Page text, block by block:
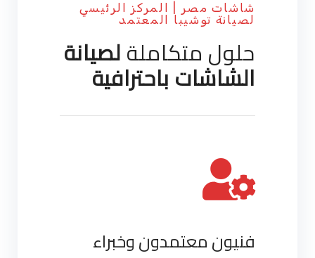
شاشات مصر | المركز الرئيسي
لصيانة توشيبا المعتمد
حلول متكاملةلصيانة
الشاشات باحترافية
فنيون معتمدون وخبراء